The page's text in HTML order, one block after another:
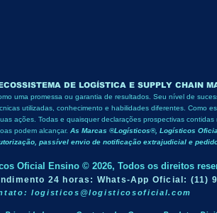
DE LOGÍSTICA E SUPPLY CHAIN
uma promessa ou garantia de resultados. Seu nível de
utilizadas, conhecimento e habilidades diferentes. Como
ações. Todas e quaisquer declarações prospectivas
podem alcançar. As Marcas ®Logísticos®, Logísticos
passível envio de notificação extrajudicial e
Oficial Ensino © 2026, Todos os direitos
24 horas: Whats-App Oficial: (11)
logisticos@logisticosoficial.com